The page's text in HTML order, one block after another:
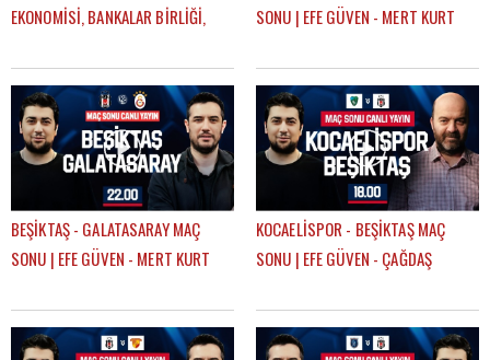
EKONOMİSİ, BANKALAR BİRLİĞİ,
GÖKHAN TİRYAKİ
SONU | EFE GÜVEN - MERT KURT
BEŞİKTAŞ - GALATASARAY MAÇ
SONU | EFE GÜVEN - MERT KURT
KOCAELİSPOR - BEŞİKTAŞ MAÇ
SONU | EFE GÜVEN - ÇAĞDAŞ